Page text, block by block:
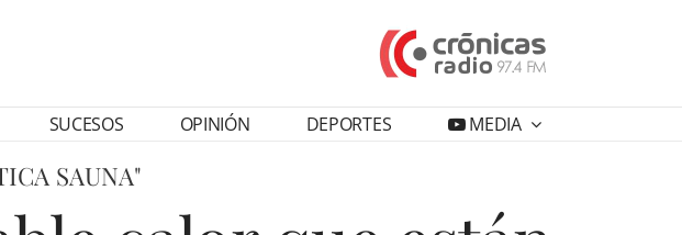
SUCESOS OPINIÓN DEPORTES MEDIA
SAUNA"